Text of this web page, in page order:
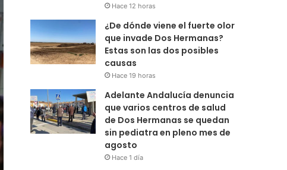
Hace 12 horas
¿De dónde viene el fuerte olor
que invade Dos Hermanas?
Estas son las dos posibles
causas
Hace 19 horas
Adelante Andalucía denuncia
que varios centros de salud
de Dos Hermanas se quedan
sin pediatra en pleno mes de
agosto
Hace 1 día